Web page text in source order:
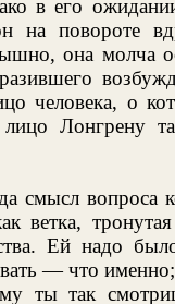
в его
на повороте
она молча
человека, о
Лонгрену
смысл вопроса
ветка,
Ей надо
— что именно;
ты так